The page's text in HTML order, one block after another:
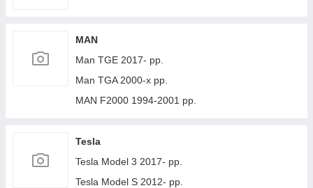
MAN
Man TGE 2017- рр.
Man TGA 2000-х рр.
MAN F2000 1994-2001 рр.
Tesla
Tesla Model 3 2017- рр.
Tesla Model S 2012- рр.